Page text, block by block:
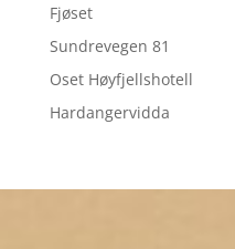
Fjøset
Sundrevegen 81
Oset Høyfjellshotell
Hardangervidda